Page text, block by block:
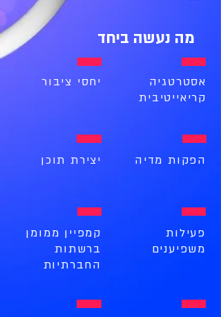
מה נעשה ביחד
יחסי ציבור
אסטרטגיה
קריאייטיבית
יצירת תוכן הפקות מדיה
קמפיין ממומן
ברשתות
החברתיות
פעילות
משפיענים